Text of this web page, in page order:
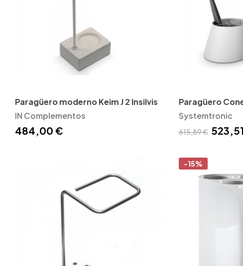
Paragüero moderno Keim J 2 Insilvis
IN Complementos
484,00 €
Paragüero
Systemtronic
615,89 €
-15%